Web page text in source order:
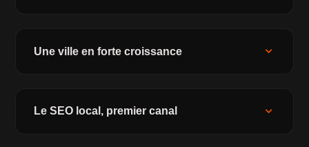
Une ville en forte croissance expand_more
Le SEO local, premier canal expand_more